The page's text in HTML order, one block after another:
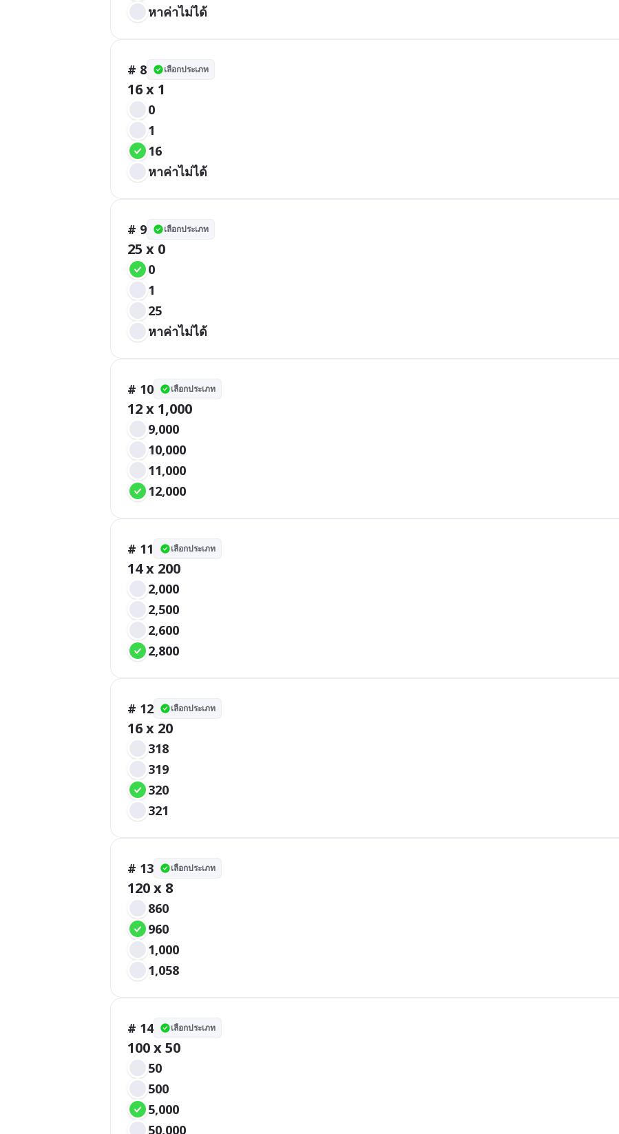
หาค่าไม่ได้
# 8 เลือกประเภท
16 x 1
0
1
16
หาค่าไม่ได้
# 9 เลือกประเภท
25 x 0
0
1
25
หาค่าไม่ได้
# 10 เลือกประเภท
12 x 1,000
9,000
10,000
11,000
12,000
# 11 เลือกประเภท
14 x 200
2,000
2,500
2,600
2,800
# 12 เลือกประเภท
16 x 20
318
319
320
321
# 13 เลือกประเภท
120 x 8
860
960
1,000
1,058
# 14 เลือกประเภท
100 x 50
50
500
5,000
50,000